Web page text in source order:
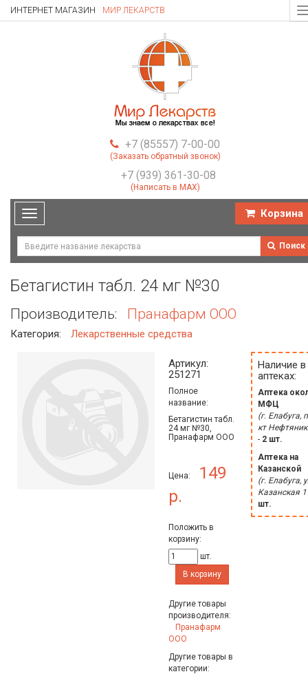
ИНТЕРНЕТ МАГАЗИН МИР ЛЕКАРСТВ
+7 (85557) 7-00-00
(Заказать обратный звонок)
+7 (939) 361-30-08
(Написать в MAX)
Toggle
navigation
Корзина
Поиск
Бетагистин табл. 24 мг №30
Производитель: Пранафарм ООО
Категория: Лекарственные средства
Артикул:
251271
Полное
название:
Бетагистин табл.
24 мг №30,
Пранафарм ООО
Цена:
149
р.
Положить в
корзину:
шт.
В корзину
Другие товары
производителя:
Пранафарм
ООО
Другие товары в
категории:
Наличие в
аптеках:
Аптека
МФЦ
(г. Елабуга,
кт
- 2 шт.
Аптека на
Казанской
(г. Елабуга,
Казанская
шт.